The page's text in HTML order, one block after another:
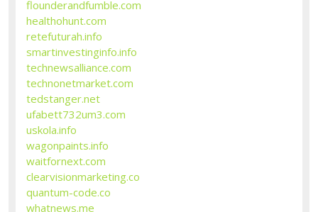
flounderandfumble.com
healthohunt.com
retefuturah.info
smartinvestinginfo.info
technewsalliance.com
technonetmarket.com
tedstanger.net
ufabett732um3.com
uskola.info
wagonpaints.info
waitfornext.com
clearvisionmarketing.co
quantum-code.co
whatnews.me